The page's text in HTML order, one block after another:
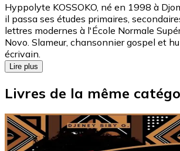
Hyppolyte KOSSOKO, né en 1998 à
il passa ses études primaires,
lettres modernes à l'École Normale
Novo. Slameur, chansonnier gospel et
écrivain.
Lire plus
Livres de la même